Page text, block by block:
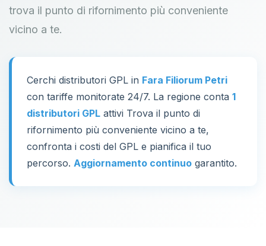
trova il punto di rifornimento più conveniente
vicino a te.
Cerchi distributori GPL in Fara Filiorum Petri
con tariffe monitorate 24/7. La regione conta 1
distributori GPL attivi Trova il punto di
rifornimento più conveniente vicino a te,
confronta i costi del GPL e pianifica il tuo
percorso. Aggiornamento continuo garantito.